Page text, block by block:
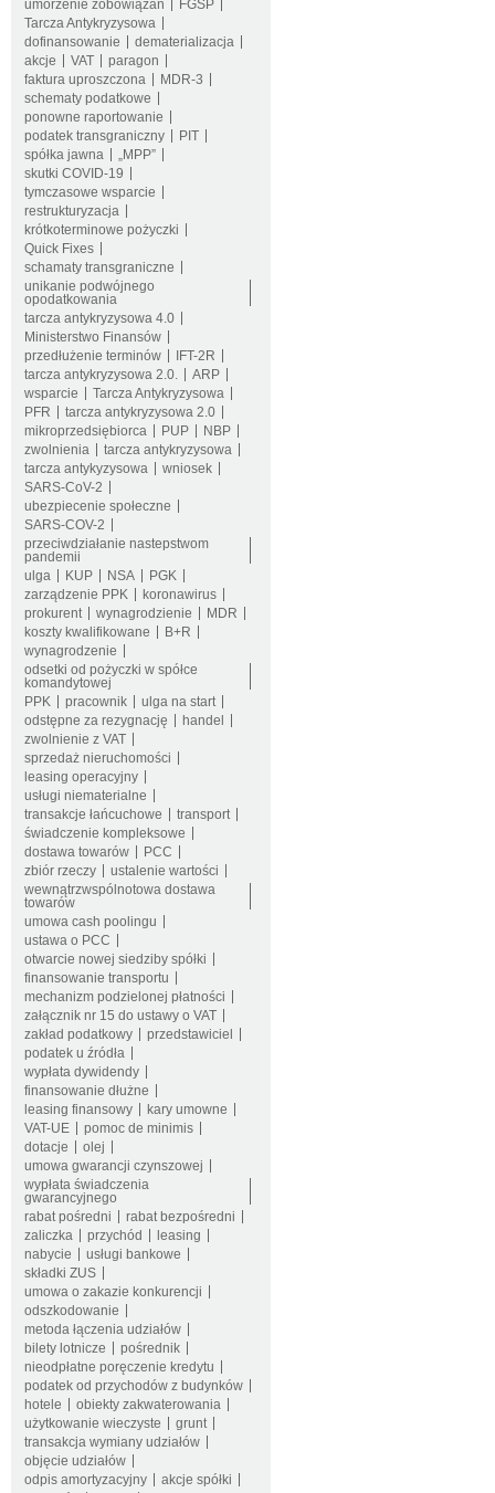
umorzenie zobowiązań
FGŚP
Tarcza Antykryzysowa
dofinansowanie
dematerializacja
akcje
VAT
paragon
faktura uproszczona
MDR-3
schematy podatkowe
ponowne raportowanie
podatek transgraniczny
PIT
spółka jawna
„MPP”
skutki COVID-19
tymczasowe wsparcie
restrukturyzacja
krótkoterminowe pożyczki
Quick Fixes
schamaty transgraniczne
unikanie podwójnego
opodatkowania
tarcza antykryzysowa 4.0
Ministerstwo Finansów
przedłużenie terminów
IFT-2R
tarcza antykryzysowa 2.0.
ARP
wsparcie
Tarcza Antykryzysowa
PFR
tarcza antykryzysowa 2.0
mikroprzedsiębiorca
PUP
NBP
zwolnienia
tarcza antykryzysowa
tarcza antykyzysowa
wniosek
SARS-CoV-2
ubezpiecenie społeczne
SARS-COV-2
przeciwdziałanie nastepstwom
pandemii
ulga
KUP NSA
PGK
zarządzenie PPK
koronawirus
prokurent
wynagrodzienie
MDR
koszty kwalifikowane
B+R
wynagrodzenie
odsetki od pożyczki w spółce
komandytowej
PPK
pracownik
ulga na start
odstępne za rezygnację
handel
zwolnienie z VAT
sprzedaż nieruchomości
leasing operacyjny
usługi niematerialne
transakcje łańcuchowe
transport
świadczenie kompleksowe
dostawa towarów
PCC
zbiór rzeczy
ustalenie wartości
wewnątrzwspólnotowa dostawa
towarów
umowa cash poolingu
ustawa o PCC
otwarcie nowej siedziby spółki
finansowanie transportu
mechanizm podzielonej płatności
załącznik nr 15 do ustawy o VAT
zakład podatkowy
przedstawiciel
podatek u źródła
wypłata dywidendy
finansowanie dłużne
leasing finansowy
kary umowne
VAT-UE
pomoc de minimis
dotacje
olej
umowa gwarancji czynszowej
wypłata świadczenia
gwarancyjnego
rabat pośredni
rabat bezpośredni
zaliczka
przychód
leasing
nabycie
usługi bankowe
składki ZUS
umowa o zakazie konkurencji
odszkodowanie
metoda łączenia udziałów
bilety lotnicze
pośrednik
nieodpłatne poręczenie kredytu
podatek od przychodów z budynków
hotele
obiekty zakwaterowania
użytkowanie wieczyste
grunt
transakcja wymiany udziałów
objęcie udziałów
odpis amortyzacyjny
akcje spółki